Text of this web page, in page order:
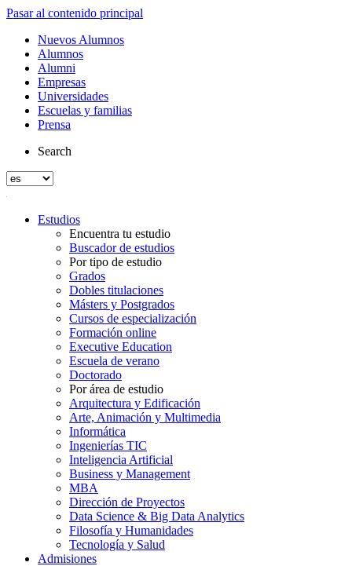
Pasar al contenido principal
Nuevos Alumnos
Alumnos
Alumni
Empresas
Universidades
Escuelas y familias
Prensa
Search
Estudios
Encuentra tu estudio
Buscador de estudios
Por tipo de estudio
Grados
Dobles titulaciones
Másters y Postgrados
Cursos de especialización
Formación online
Executive Education
Escuela de verano
Doctorado
Por área de estudio
Arquitectura y Edificación
Arte, Animación y Multimedia
Informática
Ingenierías TIC
Inteligencia Artificial
Business y Management
MBA
Dirección de Proyectos
Data Science & Big Data Analytics
Filosofía y Humanidades
Tecnología y Salud
Admisiones